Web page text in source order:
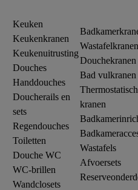
Keuken
Keukenkranen
Keukenuitrusting
Douches
Handdouches
Doucherails en
sets
Regendouches
Toiletten
Douche WC
WC-brillen
Wandclosets
Wastafelkranen
Douchekranen
Bad vulkranen
kranen
Wastafels
Afvoersets